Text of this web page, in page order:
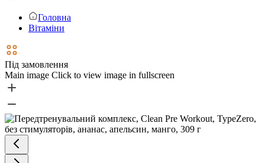
Головна
Вітаміни
Під замовлення
Main image Click to view image in fullscreen